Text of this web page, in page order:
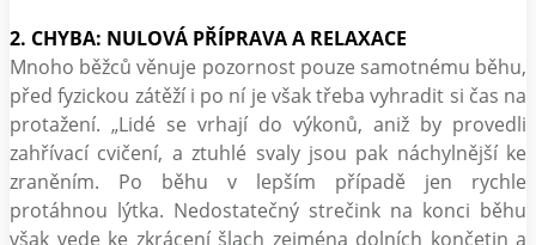
2. CHYBA: NULOVÁ PŘÍPRAVA A RELAXACE
Mnoho běžců věnuje pozornost pouze samotnému běhu,
před fyzickou zátěží i po ní je však třeba vyhradit si čas na
protažení. „Lidé se vrhají do výkonů, aniž by provedli
zahřívací cvičení, a ztuhlé svaly jsou pak náchylnější ke
zraněním. Po běhu v lepším případě jen rychle
protáhnou lýtka. Nedostatečný strečink na konci běhu
však vede ke zkrácení šlach zejména dolních končetin a